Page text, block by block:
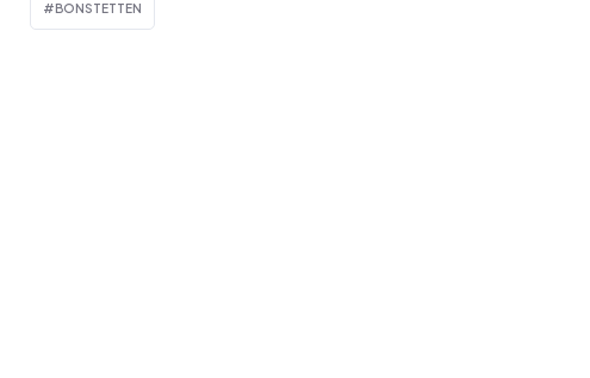
BONSTETTEN